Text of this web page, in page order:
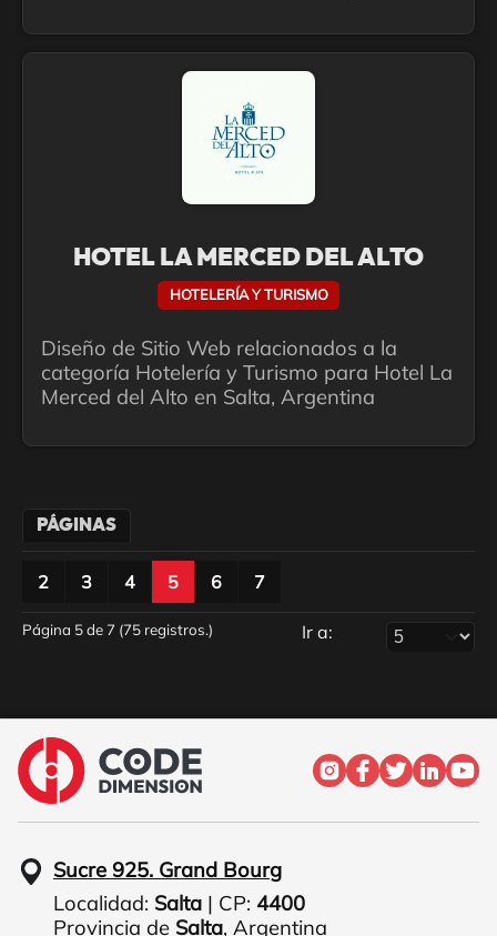
HOTEL LA MERCED DEL ALTO
HOTELERÍA Y TURISMO
Diseño de Sitio Web relacionados a la
categoría Hotelería y Turismo para Hotel La
Merced del Alto en Salta, Argentina
PÁGINAS
2 3 4 5 6 7
Página 5 de 7 (75 registros.) Ir a:
Sucre 925. Grand Bourg
Localidad: Salta | CP: 4400
Provincia de Salta, Argentina